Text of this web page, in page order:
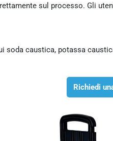
sul processo. Gli
soda caustica, potassa
Richiedi